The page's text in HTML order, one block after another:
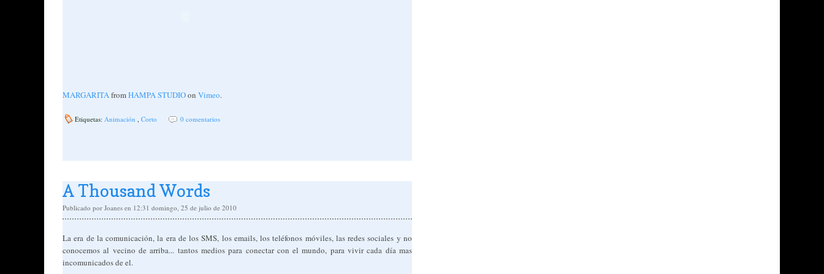
MARGARITAfromHAMPA STUDIOon Vimeo.
Etiquetas: Animación Corto 0 comentarios
A Thousand Words
Publicado por Joanes en 12:31 domingo, 25 de julio de 2010
La era de la comunicación, la era de los SMS, los emails, los teléfonos móviles, las redes sociales y no
conocemos al vecino de arriba... tantos medios para conectar con el mundo, para vivir cada día mas
incomunicados de el.